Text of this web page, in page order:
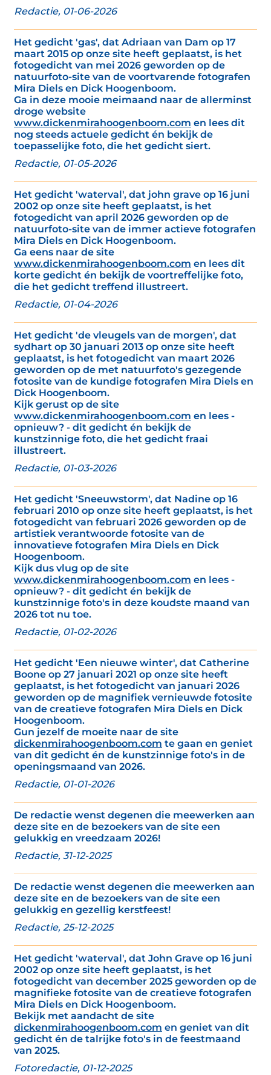
Redactie, 01-06-2026
Het gedicht 'gas', dat Adriaan van Dam op 17
maart 2015 op onze site heeft geplaatst, is het
fotogedicht van mei 2026 geworden op de
natuurfoto-site van de voortvarende fotografen
Mira Diels en Dick Hoogenboom.
Ga in deze mooie meimaand naar de allerminst
droge website
www.dickenmirahoogenboom.com en lees dit
nog steeds actuele gedicht én bekijk de
toepasselijke foto, die het gedicht siert.
Redactie, 01-05-2026
Het gedicht 'waterval', dat john grave op 16 juni
2002 op onze site heeft geplaatst, is het
fotogedicht van april 2026 geworden op de
natuurfoto-site van de immer actieve fotografen
Mira Diels en Dick Hoogenboom.
Ga eens naar de site
www.dickenmirahoogenboom.com en lees dit
korte gedicht én bekijk de voortreffelijke foto,
die het gedicht treffend illustreert.
Redactie, 01-04-2026
Het gedicht 'de vleugels van de morgen', dat
sydhart op 30 januari 2013 op onze site heeft
geplaatst, is het fotogedicht van maart 2026
geworden op de met natuurfoto's gezegende
fotosite van de kundige fotografen Mira Diels en
Dick Hoogenboom.
Kijk gerust op de site
www.dickenmirahoogenboom.com en lees -
opnieuw? - dit gedicht én bekijk de
kunstzinnige foto, die het gedicht fraai
illustreert.
Redactie, 01-03-2026
Het gedicht 'Sneeuwstorm', dat Nadine op 16
februari 2010 op onze site heeft geplaatst, is het
fotogedicht van februari 2026 geworden op de
artistiek verantwoorde fotosite van de
innovatieve fotografen Mira Diels en Dick
Hoogenboom.
Kijk dus vlug op de site
www.dickenmirahoogenboom.com en lees -
opnieuw? - dit gedicht én bekijk de
kunstzinnige foto's in deze koudste maand van
2026 tot nu toe.
Redactie, 01-02-2026
Het gedicht 'Een nieuwe winter', dat Catherine
Boone op 27 januari 2021 op onze site heeft
geplaatst, is het fotogedicht van januari 2026
geworden op de magnifiek vernieuwde fotosite
van de creatieve fotografen Mira Diels en Dick
Hoogenboom.
Gun jezelf de moeite naar de site
dickenmirahoogenboom.com te gaan en geniet
van dit gedicht én de kunstzinnige foto's in de
openingsmaand van 2026.
Redactie, 01-01-2026
De redactie wenst degenen die meewerken aan
deze site en de bezoekers van de site een
gelukkig en vreedzaam 2026!
Redactie, 31-12-2025
De redactie wenst degenen die meewerken aan
deze site en de bezoekers van de site een
gelukkig en gezellig kerstfeest!
Redactie, 25-12-2025
Het gedicht 'waterval', dat John Grave op 16 juni
2002 op onze site heeft geplaatst, is het
fotogedicht van december 2025 geworden op de
magnifieke fotosite van de creatieve fotografen
Mira Diels en Dick Hoogenboom.
Bekijk met aandacht de site
dickenmirahoogenboom.com en geniet van dit
gedicht én de talrijke foto's in de feestmaand
van 2025.
Fotoredactie, 01-12-2025